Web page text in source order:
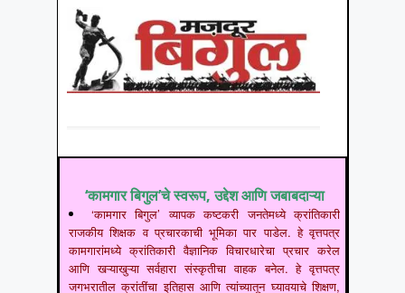
‘कामगार बिगुल’चे स्वरूप, उद्देश आणि जबाबदाऱ्या
‘कामगार बिगुल’ व्यापक कष्टकरी जनतेमध्ये क्रांतिकारी
राजकीय शिक्षक व प्रचारकाची भूमिका पार पाडेल. हे वृत्तपत्र
कामगारांमध्ये क्रांतिकारी वैज्ञानिक विचारधारेचा प्रचार करेल
आणि खऱ्याखुऱ्या सर्वहारा संस्कृतीचा वाहक बनेल. हे वृत्तपत्र
जगभरातील क्रांतींचा इतिहास आणि त्यांच्यातून घ्यावयाचे शिक्षण,